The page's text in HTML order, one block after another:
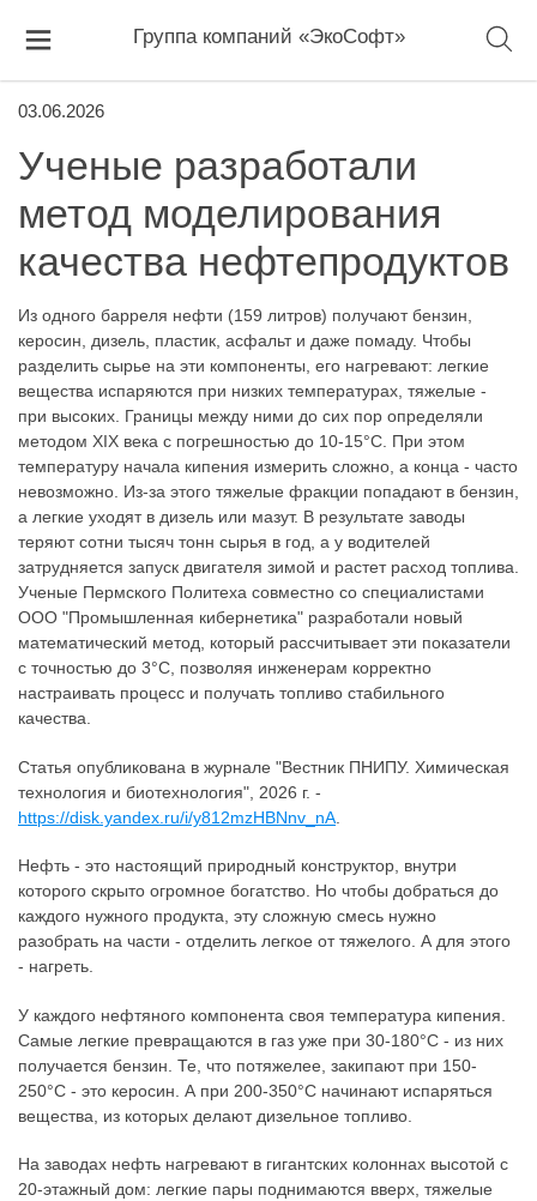
Группа компаний «ЭкоСофт»
03.06.2026
Ученые разработали
метод моделирования
качества нефтепродуктов
Из одного барреля нефти (159 литров) получают бензин,
керосин, дизель, пластик, асфальт и даже помаду. Чтобы
разделить сырье на эти компоненты, его нагревают: легкие
вещества испаряются при низких температурах, тяжелые -
при высоких. Границы между ними до сих пор определяли
методом XIX века с погрешностью до 10-15°C. При этом
температуру начала кипения измерить сложно, а конца - часто
невозможно. Из-за этого тяжелые фракции попадают в бензин,
а легкие уходят в дизель или мазут. В результате заводы
теряют сотни тысяч тонн сырья в год, а у водителей
затрудняется запуск двигателя зимой и растет расход топлива.
Ученые Пермского Политеха совместно со специалистами
ООО "Промышленная кибернетика" разработали новый
математический метод, который рассчитывает эти показатели
с точностью до 3°C, позволяя инженерам корректно
настраивать процесс и получать топливо стабильного
качества.
Статья опубликована в журнале "Вестник ПНИПУ. Химическая
технология и биотехнология", 2026 г. -
https://disk.yandex.ru/i/y812mzHBNnv_nA
Нефть - это настоящий природный конструктор, внутри
которого скрыто огромное богатство. Но чтобы добраться до
каждого нужного продукта, эту сложную смесь нужно
разобрать на части - отделить легкое от тяжелого. А для этого
- нагреть.
У каждого нефтяного компонента своя температура кипения.
Самые легкие превращаются в газ уже при 30-180°C - из них
получается бензин. Те, что потяжелее, закипают при 150-
250°C - это керосин. А при 200-350°C начинают испаряться
вещества, из которых делают дизельное топливо.
На заводах нефть нагревают в гигантских колоннах высотой с
20-этажный дом: легкие пары поднимаются вверх, тяжелые